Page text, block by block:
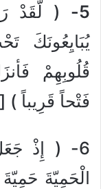
5-
( لّقَدْ
يُبَايِعُونَكَ
قُلُوبِهِمْ
فَتْحاً قَرِيباً )
6- ( إِذْ
الْحَمِيّةَ